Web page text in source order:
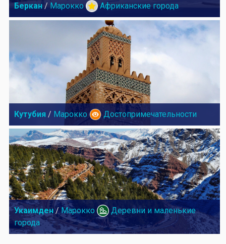
Беркан / Марокко Африканские города
Кутубия / Марокко Достопримечательности
Укаимден/ Марокко
Деревни и маленькие
города